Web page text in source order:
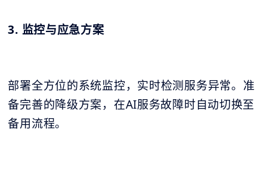
3. 监控与应急方案
部署全方位的系统监控，实时检测服务异常。准
备完善的降级方案，在AI服务故障时自动切换至
备用流程。